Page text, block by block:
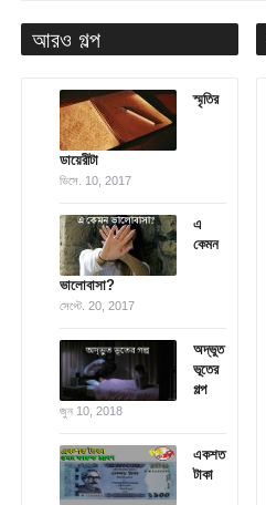
আরও গল্প
স্মৃতির
ডায়েরীটা
ডিসে. 10, 2017
এ
কেমন
ভালোবাসা?
সেপ্টে. 20, 2017
অদ্ভুত
ভূতের
গল্প
জুন 10, 2018
একশত
টাকা